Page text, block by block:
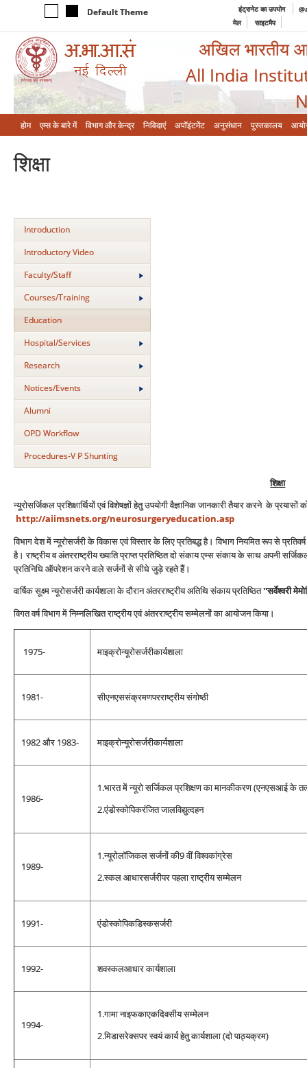
Default Theme इंट्रानेट का उपयोग
मेल
साइटमैप
अखिल भारतीय
All India
होम एम्‍स के बारे में विभाग और केन्‍द्र निविदाएं अपॉइंटमेंट अनुसंधान पुस्तकालय
शिक्षा
Introduction
Introductory Video
Faculty/Staff
Courses/Training
Education
Hospital/Services
Research
Notices/Events
Alumni
OPD Workflow
Procedures-V P Shunting
शिक्षा
न्‍यूरोसर्जिकल प्रशिक्षार्थियों एवं विशेषज्ञों हेतु उपयोगी वैज्ञानिक जानकारी तैयार करने के
http://aiimsnets.org/neurosurgeryeducation.asp
विभाग देश में न्‍यूरोसर्जरी के विकास एवं विस्‍तार के लिए प्रतिबद्ध है। विभाग नियमित रूप से
है। राष्‍ट्रीय व अंतरराष्‍ट्रीय ख्‍याति प्राप्‍त प्रतिष्ठित दो संकाय एम्‍स संकाय के साथ अपनी
प्रतिनिधि ऑपरेशन करने वाले सर्जनों से सीधे जुड़े रहते हैं।
वार्षिक सूक्ष्‍म न्‍यूरोसर्जरी कार्यशाला के दौरान अंतरराष्‍ट्रीय अतिथि संकाय प्रतिष्ठित''सर्वेश्‍वरी
विगत वर्ष विभाग में निम्‍नलिखित राष्‍ट्रीय एवं अंतरराष्‍ट्रीय सम्‍मेलनों का आयोजन किया।
1975- माइक्रोन्यूरोसर्जरीकार्यशाला
1981- सीएनएससंक्रमणपरराष्ट्रीय संगोष्ठी
1982 और 1983- माइक्रोन्यूरोसर्जरीकार्यशाला
1986-
1.भारत में न्यूरो सर्जिकल प्रशिक्षण का मानकीकरण (एनएसआई के
2.एंडोस्कोपिकरंजित जालविद्युत्दहन
1989-
1.न्यूरोलॉजिकल सर्जनों की9 वीं विश्वकांग्रेस
2.स्‍कल आधारसर्जरीपर पहला राष्ट्रीय सम्मेलन
1991- एंडोस्कोपिकडिस्कसर्जरी
1992- शवस्‍कलआधार कार्यशाला
1994-
1.गामा नाइफकाएकदिवसीय सम्मेलन
2.मिडासरेक्सपर स्‍वयं कार्य हेतु कार्यशाला (दो पाठ्यक्रम)